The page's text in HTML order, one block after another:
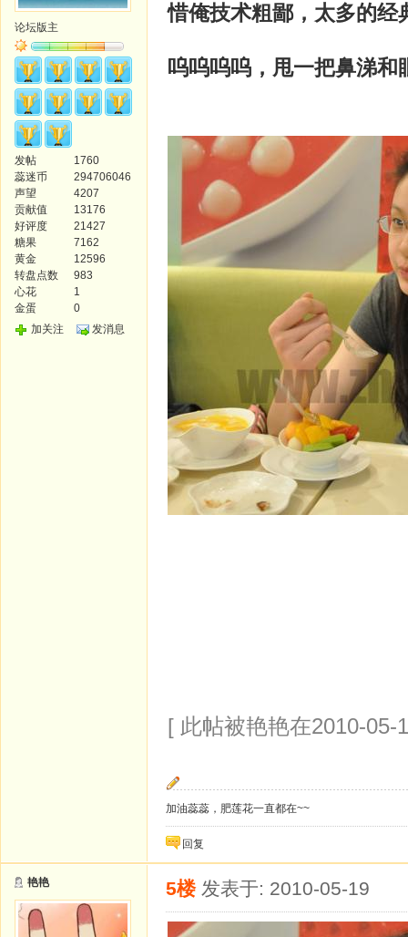
论坛版主
发帖
1760
蕊迷币
294706046
声望
4207
贡献值
13176
好评度
21427
糖果
7162
黄金
12596
转盘点数
983
心花
1
金蛋
0
加关注
发消息
惜俺技术粗鄙，太多的经
呜呜呜呜， 甩一把鼻涕和
[ 此帖被艳艳在2010-05-
加油蕊蕊，肥莲花一直都在~~
回复
艳艳 5楼 发表于: 2010-05-19